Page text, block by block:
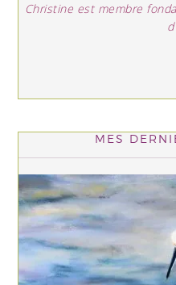
Christine est membre
MES